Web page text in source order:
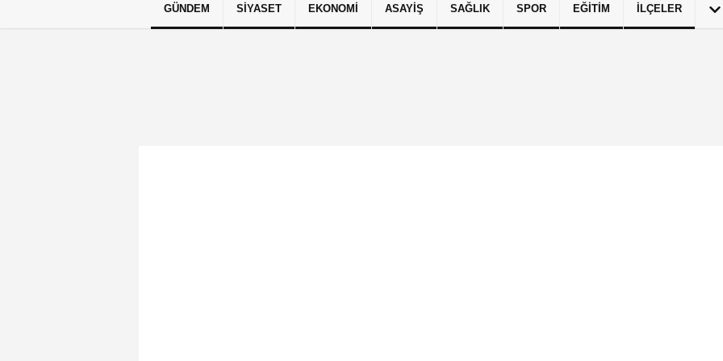
Künye İletişim Çerez Politikası Gizlilik İlkeleri
GÜNDEM SIYASET EKONOMI ASAYIŞ SAĞLIK SPOR EĞITIM İLÇELER